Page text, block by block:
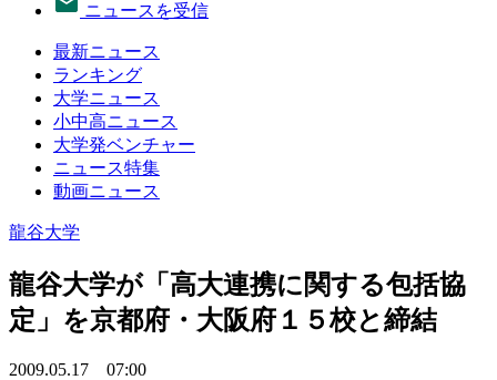
ニュースを受信
最新ニュース
ランキング
大学ニュース
小中高ニュース
大学発ベンチャー
ニュース特集
動画ニュース
龍谷大学
龍谷大学が「高大連携に関する包括協
定」を京都府・大阪府１５校と締結
2009.05.17 07:00